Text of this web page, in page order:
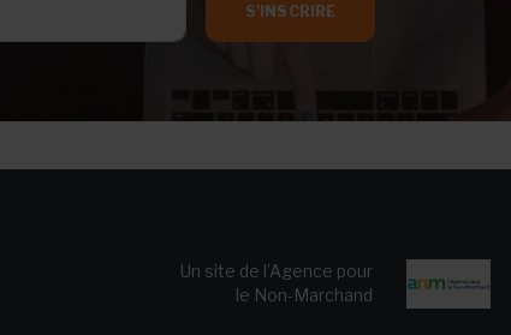
S'INSCRIRE
Un site de l’Agence pour
le Non-Marchand